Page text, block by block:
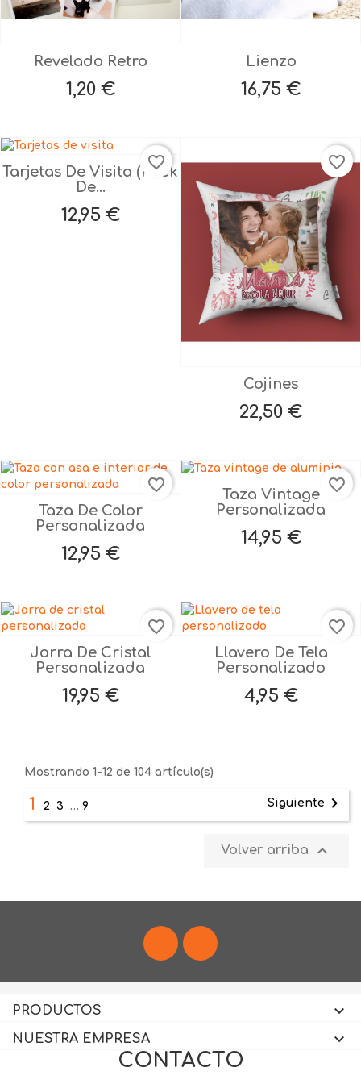
Revelado Retro
Precio
1,20 €
Lienzo
Precio
16,75 €
Tarjetas De Visita (pack
De...
Precio
12,95 €
favorite_border
Cojines
Precio
22,50 €
favorite_border
Taza De Color
Personalizada
Precio
12,95 €
favorite_border
Taza Vintage
Personalizada
Precio
14,95 €
favorite_border
Jarra De Cristal
Personalizada
Precio
19,95 €
favorite_border
Llavero De Tela
Personalizado
Precio
4,95 €
favorite_border
Mostrando 1-12 de 104 artículo(s)
1 2 3 … 9 Siguiente 
Volver arriba 
Facebook
PRODUCTOS 
NUESTRA EMPRESA 
CONTACTO